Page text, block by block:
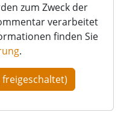
zum Zweck der
verarbeitet
finden Sie
.